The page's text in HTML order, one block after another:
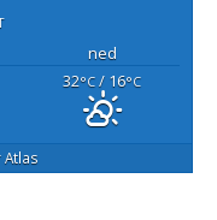
ned
32°C / 16°C
Atlas